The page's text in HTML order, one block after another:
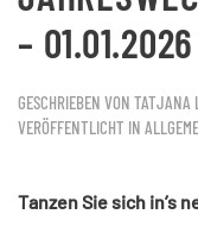
– 01.01.2026
GESCHRIEBEN VON TATJANA
VERÖFFENTLICHT IN
Tanzen Sie sich in’s